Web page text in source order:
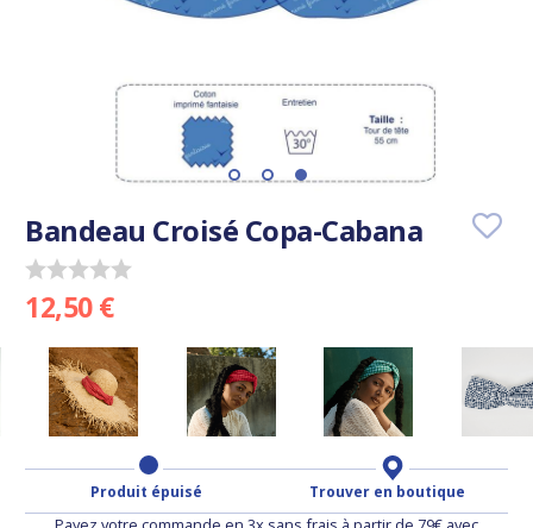
Bandeau Croisé Copa-Cabana
12,50 €
Produit épuisé Trouver en boutique